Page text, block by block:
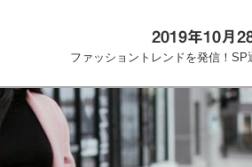
2019年10月
ファッショントレンドを発信！SP